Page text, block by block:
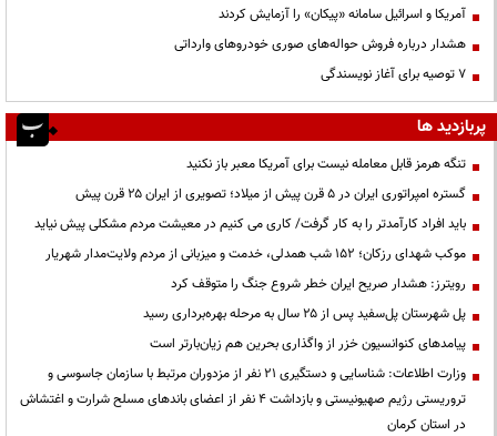
آمریکا و اسرائیل سامانه «پیکان» را آزمایش کردند
هشدار درباره فروش حواله‌های صوری خودروهای وارداتی
۷ توصیه برای آغاز نویسندگی
پربازدید ها
تنگه هرمز قابل معامله نیست برای آمریکا معبر باز نکنید
گستره امپراتوری ایران در ۵ قرن پیش از میلاد؛ تصویری از ایران ۲۵ قرن پیش
باید افراد کارآمدتر را به کار گرفت/ کاری می کنیم در معیشت مردم مشکلی پیش نیاید
موکب شهدای رزکان؛ ۱۵۲ شب همدلی، خدمت و میزبانی از مردم ولایت‌مدار شهریار
رویترز: هشدار صریح ایران خطر شروع جنگ را متوقف کرد
پل شهرستان پل‌سفید پس از ۲۵ سال به مرحله بهره‌برداری رسید
پیامدهای کنوانسیون خزر از واگذاری بحرین هم زیان‌بارتر است
وزارت اطلاعات: شناسایی و دستگیری ۲۱ نفر از مزدوران مرتبط با سازمان جاسوسی و
تروریستی رژیم صهیونیستی و بازداشت ۴ نفر از اعضای باندهای مسلح شرارت و اغتشاش
در استان کرمان